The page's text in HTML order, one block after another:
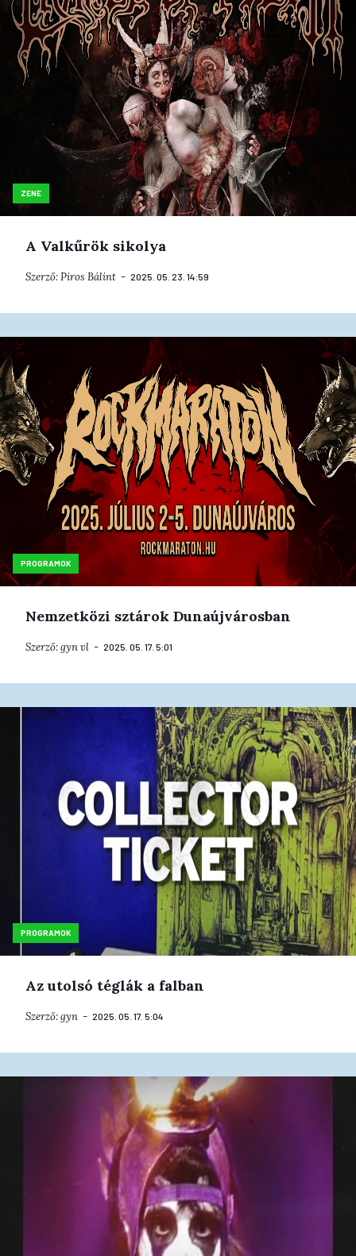
ZENE
A Valkűrök sikolya
Szerző:Piros Bálint 2025. 05. 23. 14:59
PROGRAMOK
Nemzetközi sztárok Dunaújvárosban
Szerző:gynvl 2025. 05. 17. 5:01
PROGRAMOK
Az utolsó téglák a falban
Szerző:gyn 2025. 05. 17. 5:04